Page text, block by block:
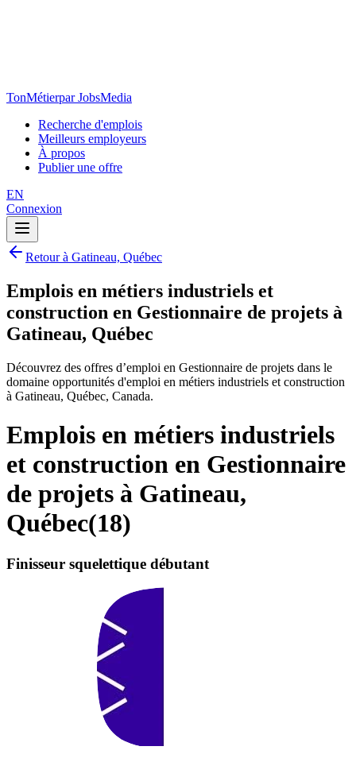
TonMétierpar JobsMedia
Recherche d'emplois
Meilleurs employeurs
À propos
Publier une offre
EN
Connexion
Retour à Gatineau, Québec
Emplois en métiers industriels et
construction en Gestionnaire de projets à
Gatineau, Québec
Découvrez des offres d’emploi en Gestionnaire de projets dans le
domaine opportunités d'emploi en métiers industriels et construction
à Gatineau, Québec, Canada.
Emplois en métiers industriels
et construction en Gestionnaire
de projets à Gatineau,
Québec(18)
Finisseur squelettique débutant